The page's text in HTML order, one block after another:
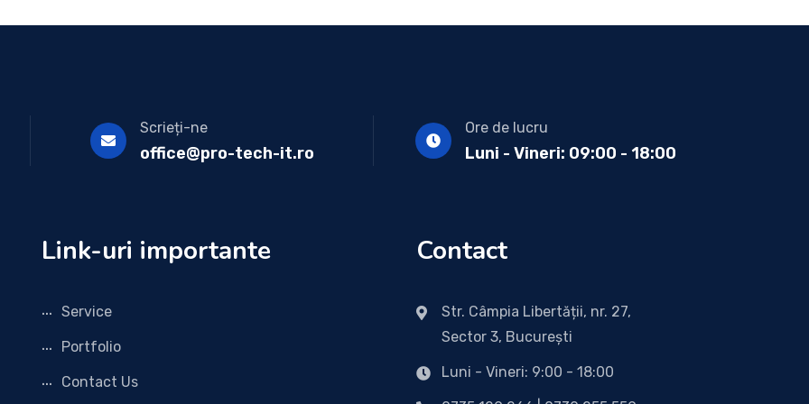
Scrieți-ne
office@pro-tech-it.ro
Ore de lucru
Luni - Vineri: 09:00 - 18:00
Link-uri importante
Service
Portfolio
Contact Us
Contact
Str. Câmpia Libertății, nr. 27,
Sector 3, București
Luni - Vineri: 9:00 - 18:00